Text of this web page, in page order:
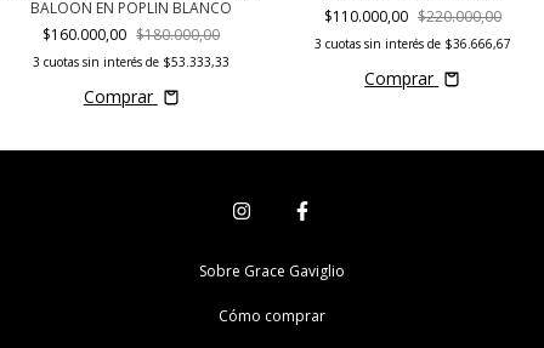
BALOON EN POPLIN BLANCO
$160.000,00 $180.000,00
3 cuotas sin interés de $53.333,33
Comprar
$110.000,00 $220.000,00
3 cuotas sin interés de $36.666,67
Comprar
Sobre Grace Gaviglio
Cómo comprar